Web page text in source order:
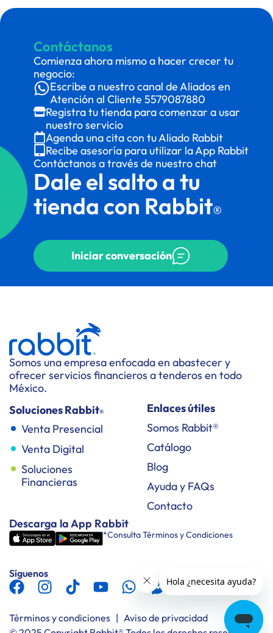
Contáctanos
Comienza ahora mismo a hacer crecer tu
negocio:
Escribe a nuestro canal de Aliados en
Atención al Cliente 5579087880
Registra tu tienda para comenzar a usar
nuestro servicio
Agenda una cita con tu Aliado Rabbit
Recibe asesoría para utilizar la App Rabbit
Contáctanos a través de nuestro chat
Dale el salto a tu
tienda con Rabbit®
Iniciar conversación
Somos una empresa enfocada en abastecer y
ofrecer servicios financieros a tenderos en todo
México.
Soluciones Rabbit®
Venta Presencial
Venta Digital
Soluciones
Financieras
Enlaces útiles
Somos Rabbit®
Catálogo
Blog
Ayuda y FAQs
Contacto
Descarga la App Rabbit
*Consulta Términos y Condiciones
Síguenos
Términos y condiciones | Aviso de privacidad